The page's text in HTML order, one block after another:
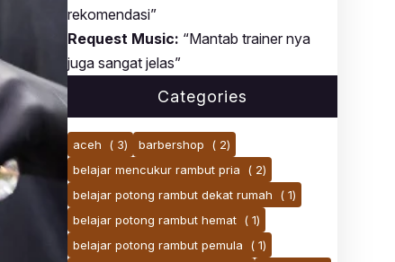
rekomendasi”
Request Music: “Mantab trainer nya
juga sangat jelas”
Categories
aceh ( 3) barbershop
( 2)
belajar mencukur rambut pria
( 2)
belajar potong rambut dekat rumah
( 1)
belajar potong rambut hemat ( 1)
belajar potong rambut pemula
( 1)